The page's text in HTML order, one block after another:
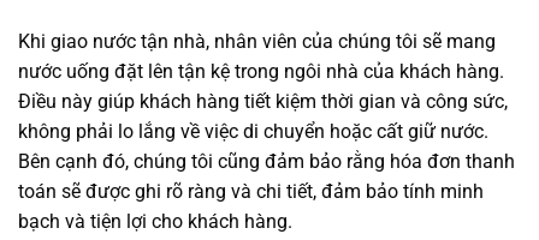
Khi giao nước tận nhà, nhân viên của chúng tôi sẽ mang
nước uống đặt lên tận kệ trong ngôi nhà của khách hàng.
Điều này giúp khách hàng tiết kiệm thời gian và công sức,
không phải lo lắng về việc di chuyển hoặc cất giữ nước.
Bên cạnh đó, chúng tôi cũng đảm bảo rằng hóa đơn thanh
toán sẽ được ghi rõ ràng và chi tiết, đảm bảo tính minh
bạch và tiện lợi cho khách hàng.